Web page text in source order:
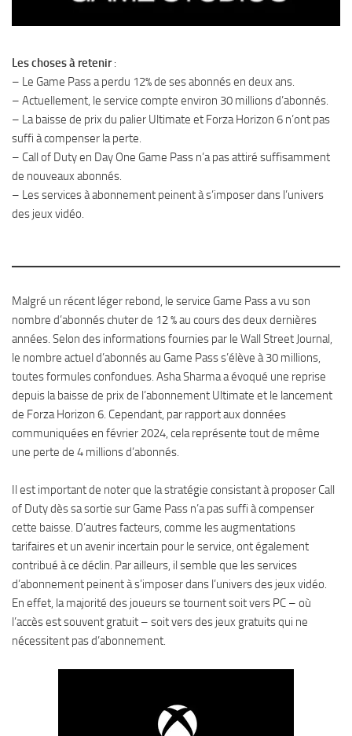
Les choses à retenir:
– Le Game Pass a perdu 12% de ses abonnés en deux ans.
– Actuellement, le service compte environ 30 millions d’abonnés.
– La baisse de prix du palier Ultimate et Forza Horizon 6 n’ont pas
suffi à compenser la perte.
– Call of Duty en Day One Game Pass n’a pas attiré suffisamment
de nouveaux abonnés.
– Les services à abonnement peinent à s’imposer dans l’univers
des jeux vidéo.
Malgré un récent léger rebond, le service Game Pass a vu son
nombre d’abonnés chuter de 12 % au cours des deux dernières
années. Selon des informations fournies par le Wall Street Journal,
le nombre actuel d’abonnés au Game Pass s’élève à 30 millions,
toutes formules confondues. Asha Sharma a évoqué une reprise
depuis la baisse de prix de l’abonnement Ultimate et le lancement
de Forza Horizon 6. Cependant, par rapport aux données
communiquées en février 2024, cela représente tout de même
une perte de 4 millions d’abonnés.
Il est important de noter que la stratégie consistant à proposer Call
of Duty dès sa sortie sur Game Pass n’a pas suffi à compenser
cette baisse. D’autres facteurs, comme les augmentations
tarifaires et un avenir incertain pour le service, ont également
contribué à ce déclin. Par ailleurs, il semble que les services
d’abonnement peinent à s’imposer dans l’univers des jeux vidéo.
En effet, la majorité des joueurs se tournent soit vers PC – où
l’accès est souvent gratuit – soit vers des jeux gratuits qui ne
nécessitent pas d’abonnement.